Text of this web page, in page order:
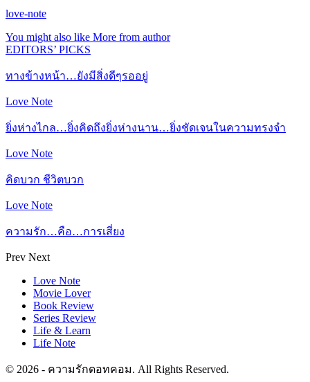
love-note
You might also like More from author
EDITORS’ PICKS
ทางข้างหน้า…ยังมีสิ่งดีๆรออยู่
Love Note
ยิ่งห่างไกล…ยิ่งคิดถึงยิ่งห่างนาน…ยิ่งชัดเจนในความทรงจำ
Love Note
คิดบวก ชีวิตบวก
Love Note
ความรัก…คือ…การเสี่ยง
Prev Next
Love Note
Movie Lover
Book Review
Series Review
Life & Learn
Life Note
© 2026 - ความรักดอทคอม. All Rights Reserved.